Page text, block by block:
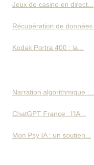
Jeux de casino en direct...
Récupération de données
Kodak Portra 400 : la...
Narration algorithmique :...
ChatGPT France : l’IA...
Mon Psy IA : un soutien...